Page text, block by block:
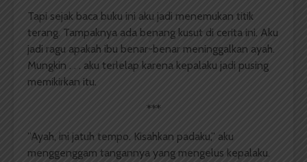
Tapi sejak baca buku ini aku jadi menemukan titik
terang. Tampaknya ada benang kusut di cerita ini. Aku
jadi ragu apakah ibu benar-benar meninggalkan ayah.
Mungkin . . . aku terlelap karena kepalaku jadi pusing
memikirkan itu.
***
”Ayah, ini jatuh tempo. Kisahkan padaku,” aku
menggenggam tangannya yang mengelus kepalaku.